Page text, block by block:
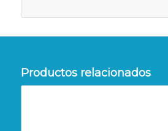
Productos relacionados